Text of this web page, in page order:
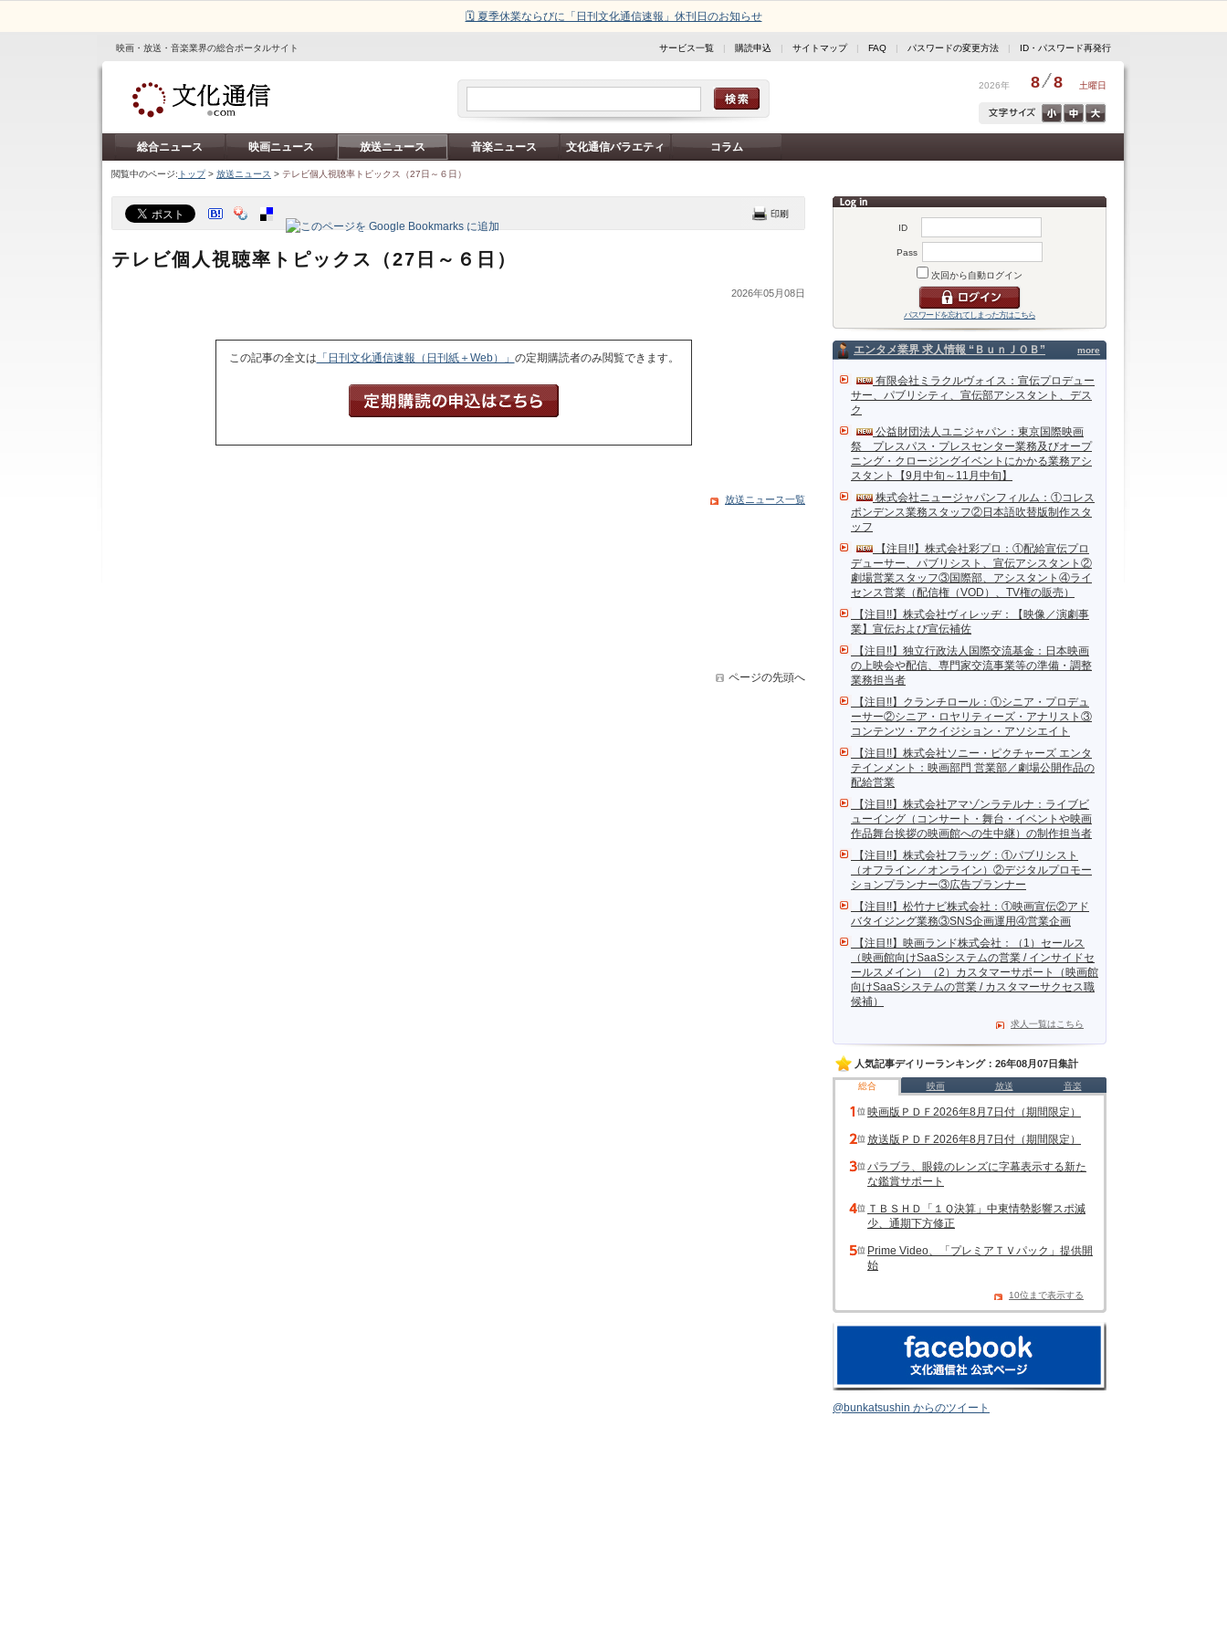
🗓️ 夏季休業ならびに「日刊文化通信速報」休刊日のお知らせ
映画・放送・音楽業界の総合ポータルサイト サービス一覧 | 購読申込 | サイトマップ| FAQ | パスワードの変更方法 | ID・パスワード再発行
2026年 8 8 土曜日
総合ニュース 映画ニュース 放送ニュース 音楽ニュース 文化通信バラエティ コラム
閲覧中のページ: トップ> 放送ニュース > テレビ個人視聴率トピックス（27日～６日）
ID
Pass
次回から自動ログイン
パスワードを忘れてしまった方はこちら
more
エンタメ業界 求人情報 “ＢｕｎＪＯＢ”
有限会社ミラクルヴォイス：宣伝プロデュー
サー、パブリシティ、宣伝部アシスタント、デス
ク
公益財団法人ユニジャパン：東京国際映画
祭 プレスパス・プレスセンター業務及びオープ
ニング・クロージングイベントにかかる業務アシ
スタント【9月中旬～11月中旬】
株式会社ニュージャパンフィルム：①コレス
ポンデンス業務スタッフ②日本語吹替版制作スタ
ッフ
【注目!!】株式会社彩プロ：①配給宣伝プロ
デューサー、パブリシスト、宣伝アシスタント②
劇場営業スタッフ③国際部、アシスタント④ライ
センス営業（配信権（VOD）、TV権の販売）
【注目!!】株式会社ヴィレッヂ：【映像／演劇事
業】宣伝および宣伝補佐
【注目!!】独立行政法人国際交流基金：日本映画
の上映会や配信、専門家交流事業等の準備・調整
業務担当者
【注目!!】クランチロール：①シニア・プロデュ
ーサー②シニア・ロヤリティーズ・アナリスト③
コンテンツ・アクイジション・アソシエイト
【注目!!】株式会社ソニー・ピクチャーズ エンタ
テインメント：映画部門 営業部／劇場公開作品の
配給営業
【注目!!】株式会社アマゾンラテルナ：ライブビ
ューイング（コンサート・舞台・イベントや映画
作品舞台挨拶の映画館への生中継）の制作担当者
【注目!!】株式会社フラッグ：①パブリシスト
（オフライン／オンライン）②デジタルプロモー
ションプランナー③広告プランナー
【注目!!】松竹ナビ株式会社：①映画宣伝②アド
バタイジング業務③SNS企画運用④営業企画
【注目!!】映画ランド株式会社：（1）セールス
（映画館向けSaaSシステムの営業 / インサイドセ
ールスメイン）（2）カスタマーサポート（映画館
向けSaaSシステムの営業 / カスタマーサクセス職
候補）
求人一覧はこちら
人気記事デイリーランキング：26年08月07日集計
総合 映画 放送 音楽
映画版ＰＤＦ2026年8月7日付（期間限定）
放送版ＰＤＦ2026年8月7日付（期間限定）
パラブラ、眼鏡のレンズに字幕表示する新た
な鑑賞サポート
ＴＢＳＨＤ「１Ｑ決算」中東情勢影響スポ減
少、通期下方修正
Prime Video、「プレミアＴＶパック」提供開
始
10位まで表示する
@bunkatsushin からのツイート
テレビ個人視聴率トピックス（27日～６日）
2026年05月08日
この記事の全文は 「日刊文化通信速報（日刊紙＋Web）」 の定期購読者のみ閲覧できます。
放送ニュース一覧
ページの先頭へ